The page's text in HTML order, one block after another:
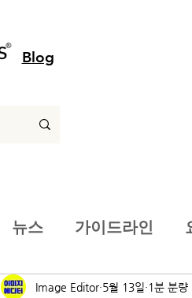
Blog
뉴스 가이드라인
Image Editor 5월 13일 1분 분량